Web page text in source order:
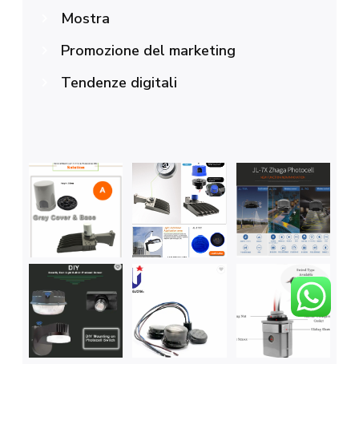
Mostra
Promozione del marketing
Tendenze digitali